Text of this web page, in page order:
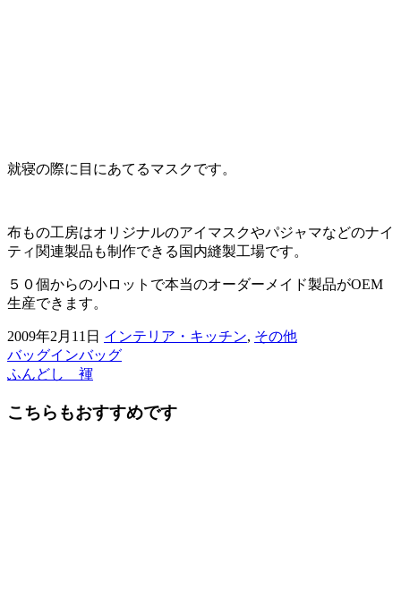
就寝の際に目にあてるマスクです。
布もの工房はオリジナルのアイマスクやパジャマなどのナイ
ティ関連製品も制作できる国内縫製工場です。
５０個からの小ロットで本当のオーダーメイド製品がOEM
生産できます。
2009年2月11日 インテリア・キッチン, その他
前
後
の
バッグインバッグ
ふんどし 褌
こちらもおすすめです